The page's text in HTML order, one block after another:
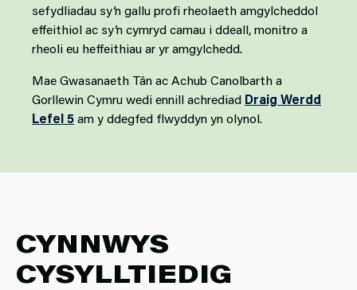
sefydliadau sy’n gallu profi rheolaeth amgylcheddol
effeithiol ac sy’n cymryd camau i ddeall, monitro a
rheoli eu heffeithiau ar yr amgylchedd.
Mae Gwasanaeth Tân ac Achub Canolbarth a
Gorllewin Cymru wedi ennill achrediad Draig Werdd
Lefel 5am y ddegfed flwyddyn yn olynol.
CYNNWYS
CYSYLLTIEDIG